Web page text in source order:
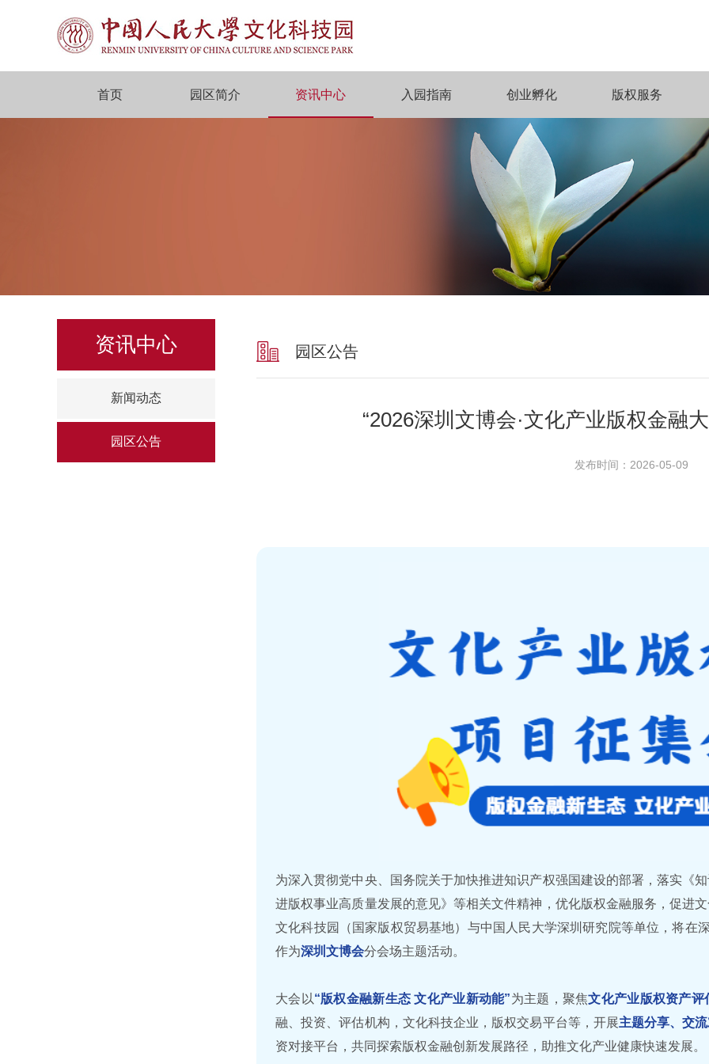
首页 园区简介 资讯中心 入园指南 创业孵化 版权服务
资讯中心
新闻动态
园区公告
园区公告
“2026深圳文博会·文化产业版权金融
发布时间：2026-05-09
为深入贯彻党中央、国务院关于加快推进知识产权强国建设的部署，落实《
进版权事业高质量发展的意见》等相关文件精神，优化版权金融服务，促进
文化科技园（国家版权贸易基地）与中国人民大学深圳研究院等单位，将在
作为深圳文博会分会场主题活动。
大会以“版权金融新生态 文化产业新动能”为主题，聚焦文化产业版权资产
融、投资、评估机构，文化科技企业，版权交易平台等，开展主题分享、交
资对接平台，共同探索版权金融创新发展路径，助推文化产业健康快速发展。